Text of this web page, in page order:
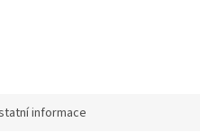
informace